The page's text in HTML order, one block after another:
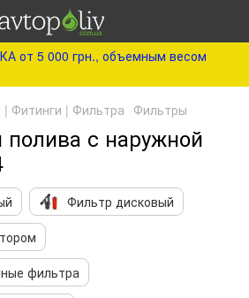
от 5 000 грн., объемным весом
| Фитинги | Фильтра Фильтры
с наружной
Фильтр дисковый
фильтра